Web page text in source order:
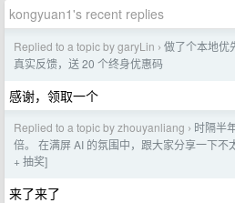
kongyuan1's recent replies
Replied to a topic by garyLin › 做了个本地优
真实反馈，送 20 个终身优惠码
感谢，领取一个
Replied to a topic by zhouyanliang › 时隔半
倍。 在满屏 AI 的氛围中，跟大家分享一下不
+ 抽奖]
来了来了